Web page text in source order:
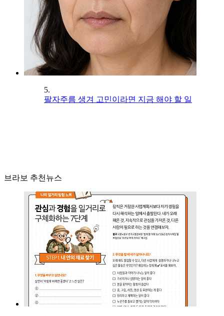
5.
팔자주름 생겨 고민이라면 지금 해야 할 일
브라보 추천뉴스